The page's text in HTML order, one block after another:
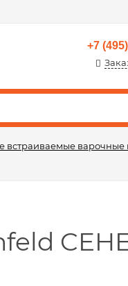
+7
встраиваемые варочные